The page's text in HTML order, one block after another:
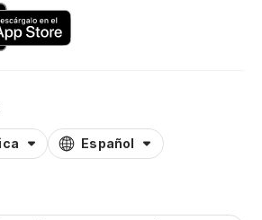
Español